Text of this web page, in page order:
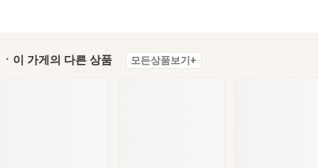
ㆍ이 가게의 다른 상품 모든상품보기+